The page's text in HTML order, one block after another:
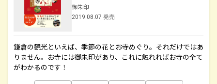
御朱印
2019.08.07 発売
鎌倉の観光といえば、季節の花とお寺めぐり。それだけではあ
りません。お寺には御朱印があり、これに触れればお寺の全て
がわかるのです！